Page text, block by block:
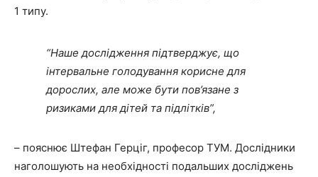
1 типу.
“Наше дослідження підтверджує, що
інтервальне голодування корисне для
дорослих, але може бути пов’язане з
ризиками для дітей та підлітків”,
– пояснює Штефан Герціг, професор ТУМ. Дослідники
наголошують на необхідності подальших досліджень